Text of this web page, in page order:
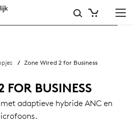
Zone Wired 2 for Business
FOR BUSINESS
adaptieve hybride ANC en